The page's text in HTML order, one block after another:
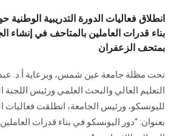
انطلاق فعاليات الدورة التدريبية
بناء قدرات العاملين بالمتاحف في إنشاء
بمتحف الزعفران
تحت مظلة جامعة عين شمس، وبرعاية أ.د. عبد
التعليم العالي والبحث العلمي ورئيس اللجنة
لليونسكو، ورئيس الجامعة، انطلقت فعاليات
بعنوان: “دور اليونسكو في بناء قدرات